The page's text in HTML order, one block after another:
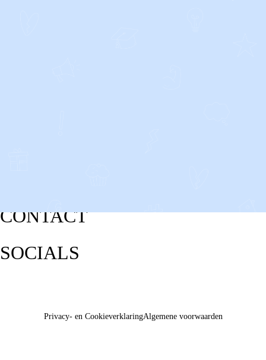
CONTACT
SOCIALS
Privacy- en CookieverklaringAlgemene voorwaarden